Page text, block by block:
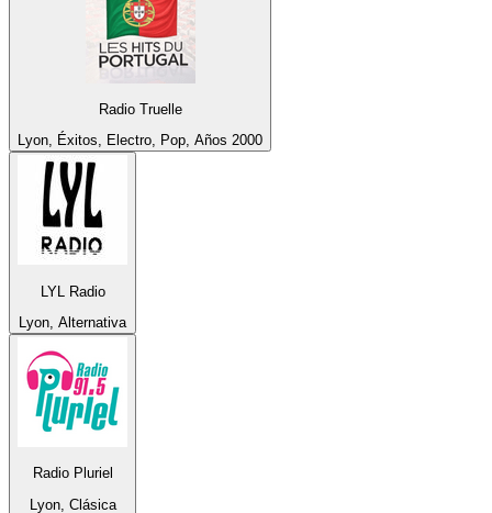
Radio Truelle
Lyon, Éxitos, Electro, Pop, Años 2000
LYL Radio
Lyon, Alternativa
Radio Pluriel
Lyon, Clásica